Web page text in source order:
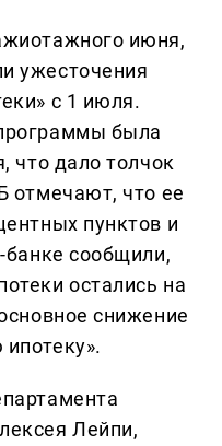
июня,
ужесточения
с 1 июля.
была
что дало толчок
отмечают, что ее
пунктов и
банке сообщили,
остались на
снижение
Лейпи,